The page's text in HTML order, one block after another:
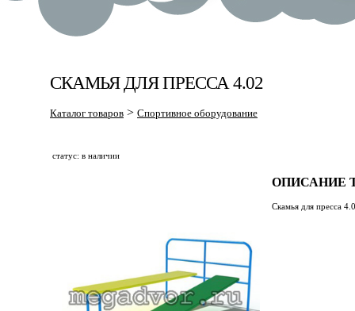
СКАМЬЯ ДЛЯ ПРЕССА 4.02
Каталог товаров > Спортивное оборудование
статус: в наличии
ОПИСАНИЕ
Скамья для пресса